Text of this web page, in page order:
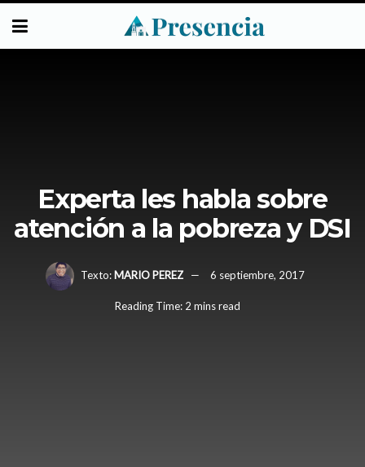
Experta les habla sobre
atención a la pobreza y DSI
Texto: MARIO PEREZ 6 septiembre, 2017
Reading Time: 2 mins read